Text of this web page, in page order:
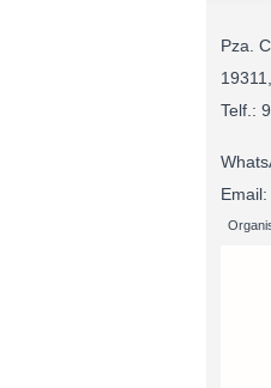
Pza.
Email: